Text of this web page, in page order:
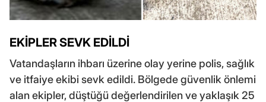
EKİPLER SEVK EDİLDİ
Vatandaşların ihbarı üzerine olay yerine polis, sağlık
ve itfaiye ekibi sevk edildi. Bölgede güvenlik önlemi
alan ekipler, düştüğü değerlendirilen ve yaklaşık 25